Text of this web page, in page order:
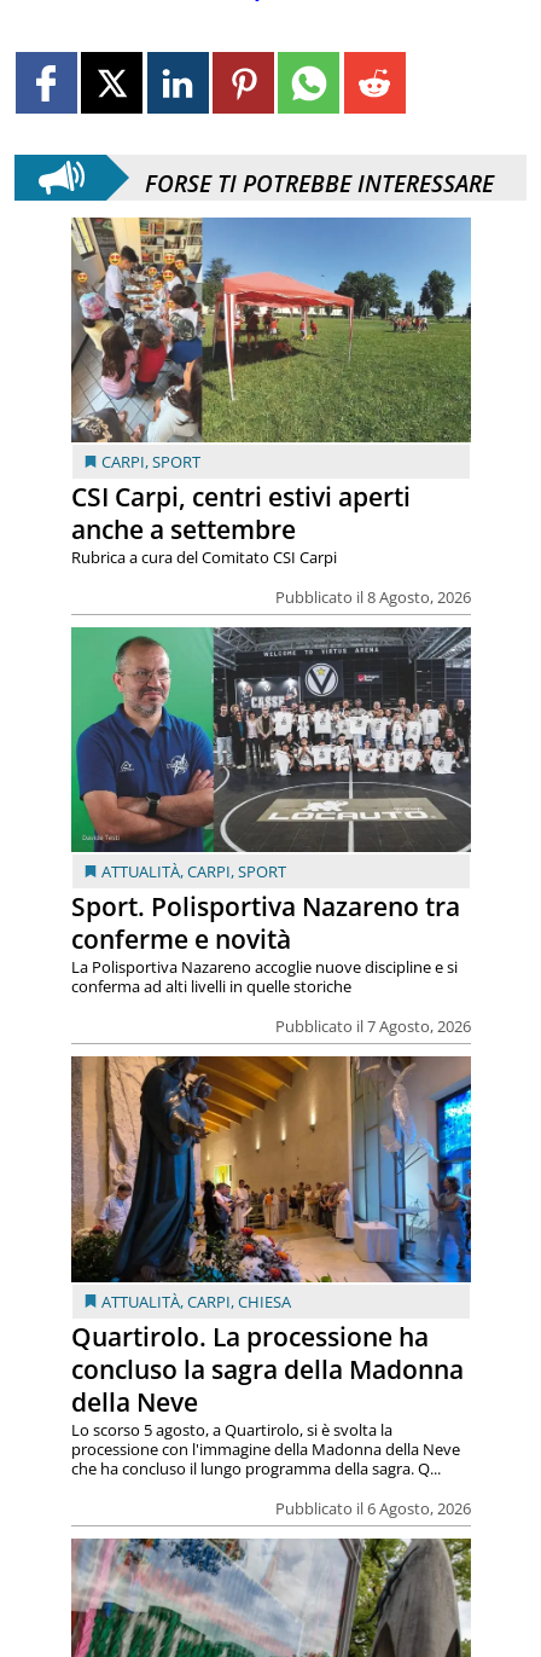
FORSE TI POTREBBE INTERESSARE
CARPI,SPORT
CSI Carpi, centri estivi aperti
anche a settembre
Pubblicato il 8 Agosto, 2026
Rubrica a cura del Comitato CSI Carpi
ATTUALITÀ,CARPI,SPORT
Sport. Polisportiva Nazareno tra
conferme e novità
Pubblicato il 7 Agosto, 2026
La Polisportiva Nazareno accoglie nuove discipline e si
conferma ad alti livelli in quelle storiche
ATTUALITÀ,CARPI,CHIESA
Quartirolo. La processione ha
concluso la sagra della Madonna
della Neve
Pubblicato il 6 Agosto, 2026
Lo scorso 5 agosto, a Quartirolo, si è svolta la
processione con l'immagine della Madonna della Neve
che ha concluso il lungo programma della sagra. Q...